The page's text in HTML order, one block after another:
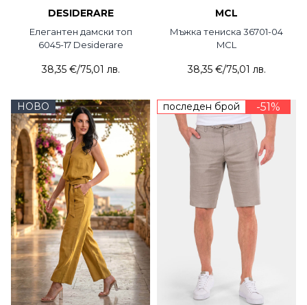
DESIDERARE
Елегантен дамски топ
6045-17 Desiderare
38,35 €/75,01 лв.
MCL
Мъжка тениска 36701-04
MCL
38,35 €/75,01 лв.
НОВО последен брой -51%